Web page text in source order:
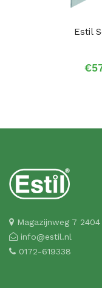
Estil
€
Magazijnweg 7
info@estil.nl
0172-619338